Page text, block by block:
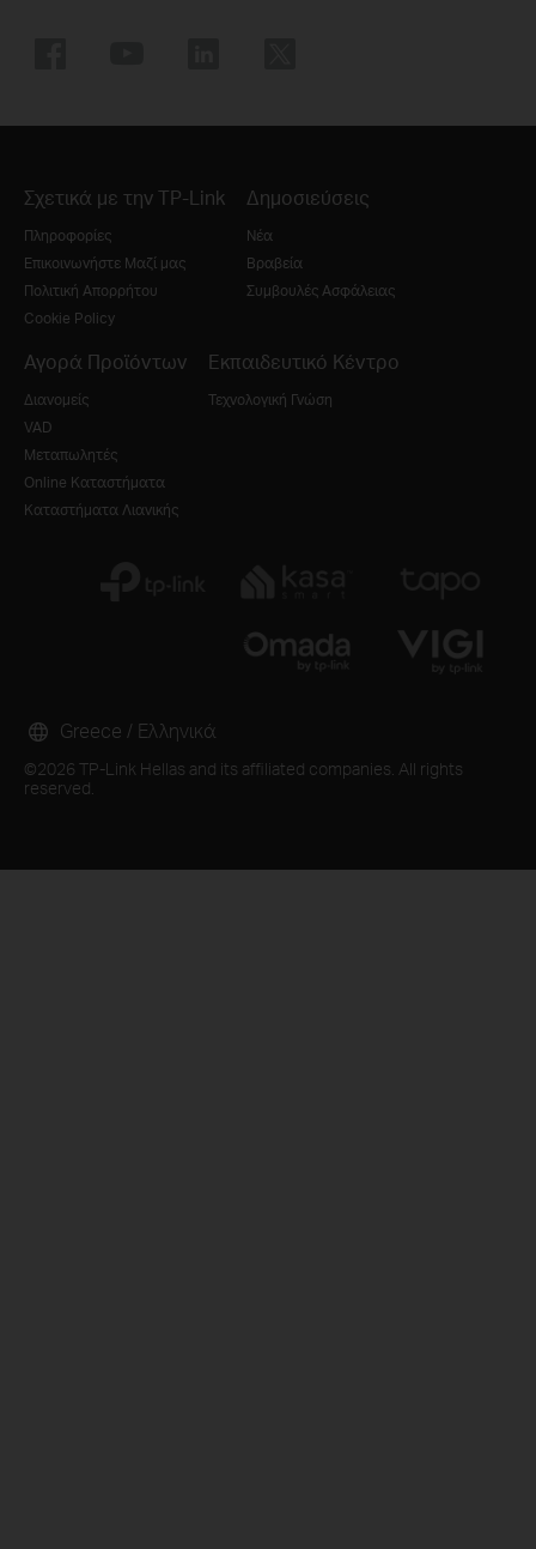
Σχετικά με την TP-Link
Πληροφορίες
Επικοινωνήστε Μαζί μας
Πολιτική Απορρήτου
Cookie Policy
Δημοσιεύσεις
Νέα
Βραβεία
Συμβουλές Ασφάλειας
Αγορά Προϊόντων
Διανομείς
VAD
Μεταπωλητές
Online Καταστήματα
Καταστήματα Λιανικής
Εκπαιδευτικό Κέντρο
Τεχνολογική Γνώση
©2026 TP-Link Hellas and its affiliated companies. All rights
reserved.
Greece / Ελληνικά